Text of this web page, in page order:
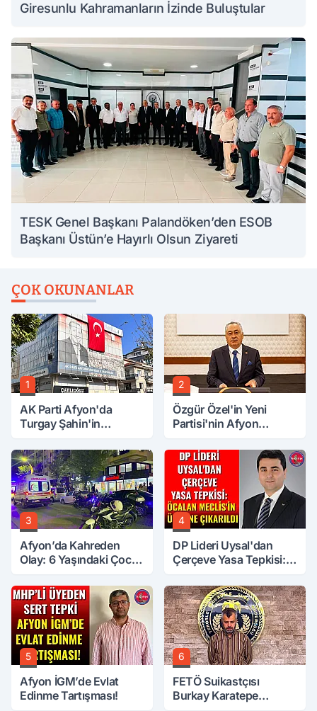
Giresunlu Kahramanların İzinde Buluştular
TESK Genel Başkanı Palandöken’den ESOB
Başkanı Üstün’e Hayırlı Olsun Ziyareti
ÇOK OKUNANLAR
1
AK Parti Afyon'da
Turgay Şahin'in
2
Özgür Özel'in Yeni
Partisi'nin Afyon
3
Afyon’da Kahreden
Olay: 6 Yaşındaki Çocuk
4
DP Lideri Uysal'dan
Çerçeve Yasa Tepkisi:
Üzerine Çıkarıldı
5
Afyon İGM’de Evlat
Edinme Tartışması!
6
FETÖ Suikastçısı
Burkay Karatepe